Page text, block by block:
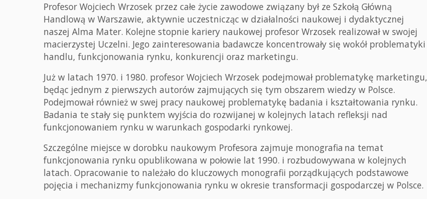
Profesor Wojciech Wrzosek przez całe życie zawodowe związany był ze Szkołą Główną
Handlową w Warszawie, aktywnie uczestnicząc w działalności naukowej i dydaktycznej
naszej Alma Mater. Kolejne stopnie kariery naukowej profesor Wrzosek realizował w swojej
macierzystej Uczelni. Jego zainteresowania badawcze koncentrowały się wokół problematyki
handlu, funkcjonowania rynku, konkurencji oraz marketingu.
Już w latach 1970. i 1980. profesor Wojciech Wrzosek podejmował problematykę marketingu,
będąc jednym z pierwszych autorów zajmujących się tym obszarem wiedzy w Polsce.
Podejmował również w swej pracy naukowej problematykę badania i kształtowania rynku.
Badania te stały się punktem wyjścia do rozwijanej w kolejnych latach refleksji nad
funkcjonowaniem rynku w warunkach gospodarki rynkowej.
Szczególne miejsce w dorobku naukowym Profesora zajmuje monografia na temat
funkcjonowania rynku opublikowana w połowie lat 1990. i rozbudowywana w kolejnych
latach. Opracowanie to należało do kluczowych monografii porządkujących podstawowe
pojęcia i mechanizmy funkcjonowania rynku w okresie transformacji gospodarczej w Polsce.